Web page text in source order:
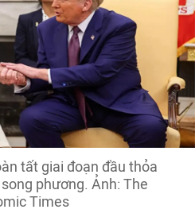
tất giai đoạn đầu thỏa
phương. Ảnh: The
Times